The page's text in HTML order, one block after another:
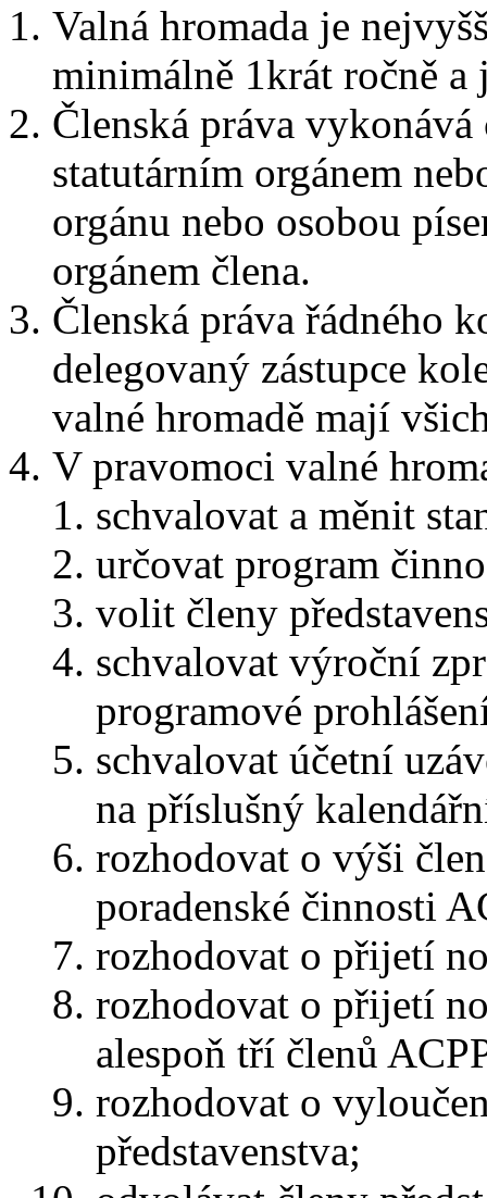
Valná hromada je
minimálně 1krát ročně a
Členská práva
statutárním orgánem
orgánu nebo osobou
orgánem člena.
Členská práva řádného
delegovaný zástupce
valné hromadě mají
V pravomoci valné
schvalovat a měnit
určovat program
volit členy
schvalovat výroční
programové
schvalovat účetní
na příslušný
rozhodovat o výši
poradenské činnosti
rozhodovat o přijetí
rozhodovat o přijetí
alespoň tří členů
rozhodovat o
představenstva;